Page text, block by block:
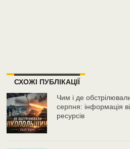
СХОЖІ ПУБЛІКАЦІЇ
Чим і де
серпня: інформація
ресурсів